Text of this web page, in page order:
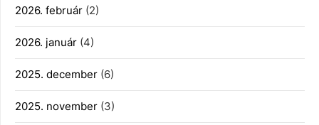
2026. február (2)
2026. január (4)
2025. december (6)
2025. november (3)